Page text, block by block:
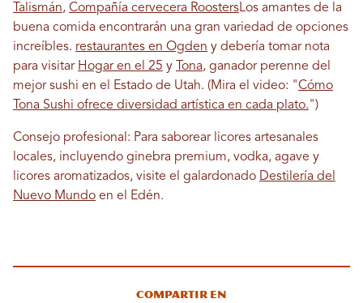
Talismán, Compañía cervecera RoostersLos amantes de la
buena comida encontrarán una gran variedad de opciones
increíbles. restaurantes en Ogden y debería tomar nota
para visitar Hogar en el 25 y Tona, ganador perenne del
mejor sushi en el Estado de Utah. (Mira el video: "Cómo
Tona Sushi ofrece diversidad artística en cada plato.")
Consejo profesional: Para saborear licores artesanales
locales, incluyendo ginebra premium, vodka, agave y
licores aromatizados, visite el galardonado Destilería del
Nuevo Mundo en el Edén.
Compartir en